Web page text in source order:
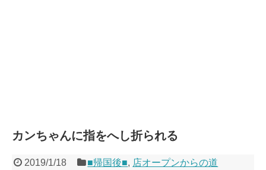
カンちゃんに指をへし折られる
2019/1/18 ■帰国後■, 店オープンからの道